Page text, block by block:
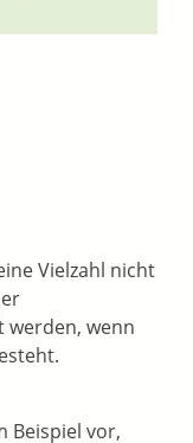
Vielzahl nicht
wenn
Beispiel vor,